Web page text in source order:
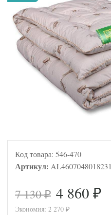
Код товара: 546-470
Артикул: AL4607048018231
7 130₽ 4 860 ₽
Экономия: 2 270 ₽